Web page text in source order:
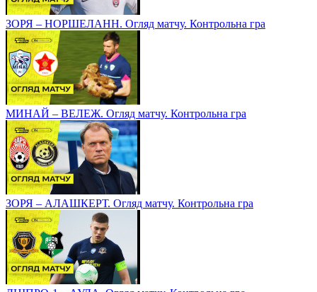
ЗОРЯ – НОРШЕЛАНН. Огляд матчу. Контрольна гра
МИНАЙ – ВЕЛЕЖ. Огляд матчу. Контрольна гра
ЗОРЯ – АЛАШКЕРТ. Огляд матчу. Контрольна гра